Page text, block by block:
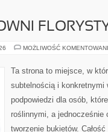
MOŻLIWOŚĆ
Ta strona to miejsce, w
subtelnością i konkretnymi
podpowiedzi dla osób,
roślinnymi, a jednocześnie
tworzenie bukietów.